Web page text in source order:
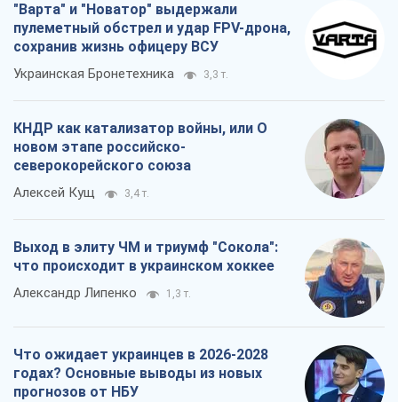
"Варта" и "Новатор" выдержали
пулеметный обстрел и удар FPV-дрона,
сохранив жизнь офицеру ВСУ
Украинская Бронетехника 3,3 т.
КНДР как катализатор войны, или О
новом этапе российско-
северокорейского союза
Алексей Кущ 3,4 т.
Выход в элиту ЧМ и триумф "Сокола":
что происходит в украинском хоккее
Александр Липенко 1,3 т.
Что ожидает украинцев в 2026-2028
годах? Основные выводы из новых
прогнозов от НБУ